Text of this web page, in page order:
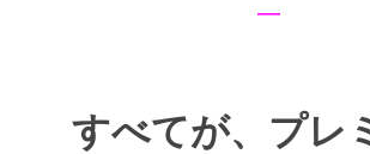
━
すべてが、プレ